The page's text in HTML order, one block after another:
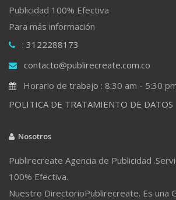
Publicidad 100% Efectiva
Para más información
: 3122288173
contacto@publirecreate.com.co
Horario de trabajo : 8:30 am - 5:30
POLITICA DE TRATAMIENTO DE DATOS
Nosotros
Publirecreate Agencia de Publicidad
100% Efectiva.
Nuestro DirectorioPublirecreate. Es una